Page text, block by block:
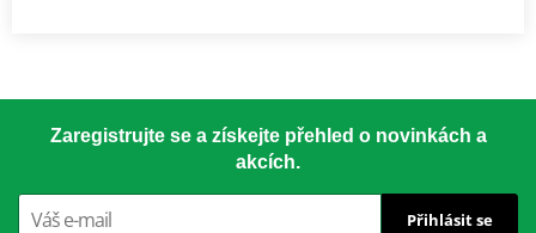
Zaregistrujte se a získejte přehled o novinkách a
akcích.
Přihlásit se